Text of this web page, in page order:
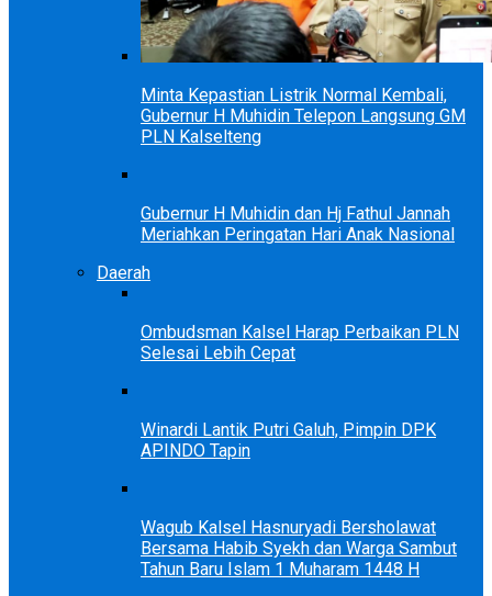
Minta Kepastian Listrik Normal Kembali,
Gubernur H Muhidin Telepon Langsung GM
PLN Kalselteng
Gubernur H Muhidin dan Hj Fathul Jannah
Meriahkan Peringatan Hari Anak Nasional
Daerah
Ombudsman Kalsel Harap Perbaikan PLN
Selesai Lebih Cepat
Winardi Lantik Putri Galuh, Pimpin DPK
APINDO Tapin
Wagub Kalsel Hasnuryadi Bersholawat
Bersama Habib Syekh dan Warga Sambut
Tahun Baru Islam 1 Muharam 1448 H